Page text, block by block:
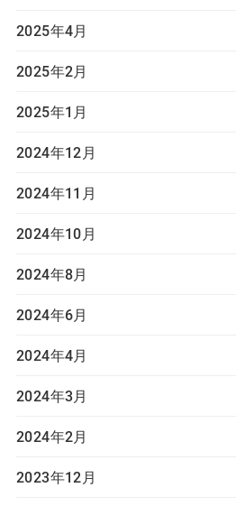
2025年4月
2025年2月
2025年1月
2024年12月
2024年11月
2024年10月
2024年8月
2024年6月
2024年4月
2024年3月
2024年2月
2023年12月